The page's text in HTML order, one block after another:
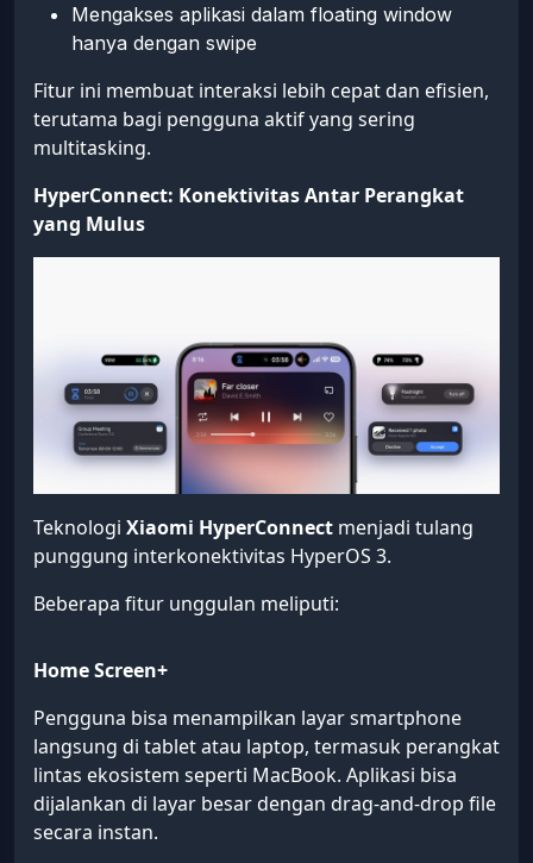
Mengakses aplikasi dalam floating window
hanya dengan swipe
Fitur ini membuat interaksi lebih cepat dan efisien,
terutama bagi pengguna aktif yang sering
multitasking.
HyperConnect: Konektivitas Antar Perangkat
yang Mulus
Teknologi Xiaomi HyperConnect menjadi tulang
punggung interkonektivitas HyperOS 3.
Beberapa fitur unggulan meliputi:
Home Screen+
Pengguna bisa menampilkan layar smartphone
langsung di tablet atau laptop, termasuk perangkat
lintas ekosistem seperti MacBook. Aplikasi bisa
dijalankan di layar besar dengan drag-and-drop file
secara instan.